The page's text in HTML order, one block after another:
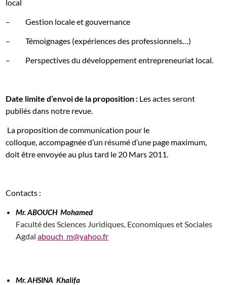
local
–
Gestion locale et gouvernance
–
Témoignages (expériences des professionnels…)
–
Perspectives du développement entrepreneuriat local.
Date limite d’envoi de la proposition : Les actes seront
publiés dans notre revue.
La proposition de communication pour le
colloque, accompagnée d’un résumé d’une page maximum,
doit être envoyée au plus tard le 20 Mars 2011.
Contacts :
Mr. ABOUCH Mohamed
Faculté des Sciences Juridiques, Economiques et Sociales
Agdal abouch_m@yahoo.fr
Mr. AHSINA Khalifa